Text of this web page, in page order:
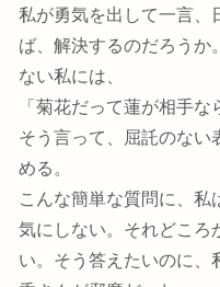
私が勇気を出して一言、
ば、解決するのだろう
ない私には、
「菊花だって蓮が相手な
そう言って、屈託のな
める。
こんな簡単な質問に、私
気にしない。それどころ
い。そう答えたいのに